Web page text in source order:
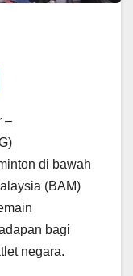
–
di bawah
(BAM)
bagi
negara.